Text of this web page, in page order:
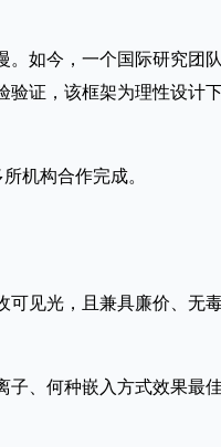
。如今，一个国际研究团
证，该框架为理性设计
机构合作完成。
见光，且兼具廉价、无
子、何种嵌入方式效果最